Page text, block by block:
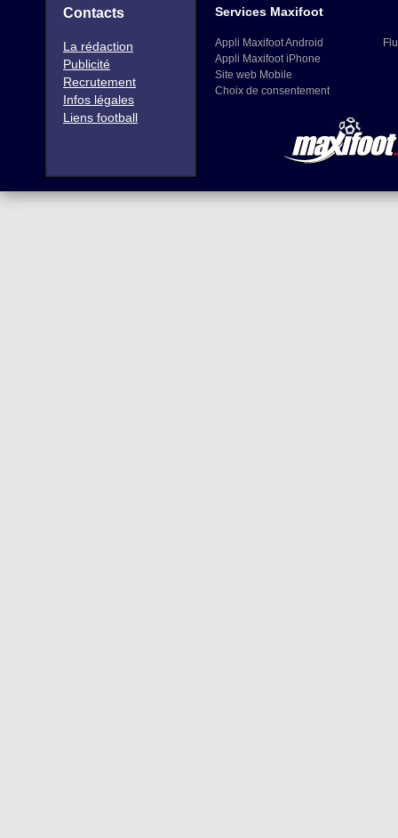
Contacts
La rédaction
Publicité
Recrutement
Infos légales
Liens football
Services Maxifoot
Appli Maxifoot Android
Appli Maxifoot iPhone
Site web Mobile
Choix de consentement